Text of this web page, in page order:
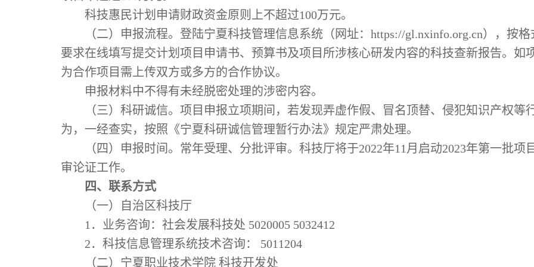
科技惠民计划申请财政资金原则上不超过100万元。
（二）申报流程。登陆宁夏科技管理信息系统（网址： https://gl.nxinfo.org.cn），按格
要求在线填写提交计划项目申请书、预算书及项目所涉核心研发内容的科技查新报告。如
为合作项目需上传双方或多方的合作协议。
申报材料中不得有未经脱密处理的涉密内容。
（三）科研诚信。项目申报立项期间，若发现弄虚作假、冒名顶替、侵犯知识产权等
为，一经查实，按照《宁夏科研诚信管理暂行办法》规定严肃处理。
（四）申报时间。常年受理、分批评审。科技厅将于2022年11 月启动2023年第一批项
审论证工作。
四、联系方式
（一）自治区科技厅
1 ．业务咨询：社会发展科技处 5020005 5032412
2．科技信息管理系统技术咨询：
5011204
（二）宁夏职业技术学院 科技开发处